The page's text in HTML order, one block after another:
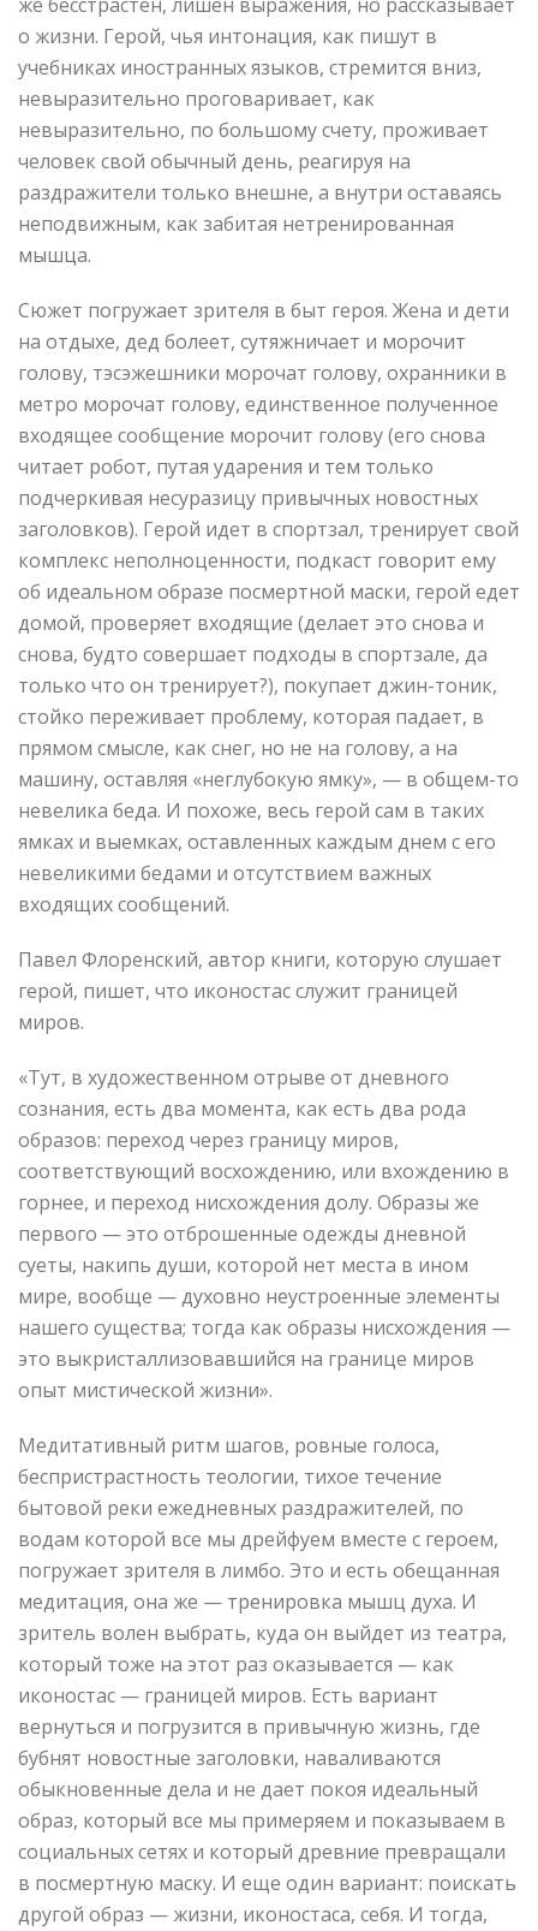
о жизни. Герой, чья интонация, как пишут в
учебниках иностранных языков, стремится вниз,
невыразительно проговаривает, как
невыразительно, по большому счету, проживает
человек свой обычный день, реагируя на
раздражители только внешне, а внутри оставаясь
неподвижным, как забитая нетренированная
мышца.
Сюжет погружает зрителя в быт героя. Жена и дети
на отдыхе, дед болеет, сутяжничает и морочит
голову, тэсэжешники морочат голову, охранники в
метро морочат голову, единственное полученное
входящее сообщение морочит голову (его снова
читает робот, путая ударения и тем только
подчеркивая несуразицу привычных новостных
заголовков). Герой идет в спортзал, тренирует свой
комплекс неполноценности, подкаст говорит ему
об идеальном образе посмертной маски, герой едет
домой, проверяет входящие (делает это снова и
снова, будто совершает подходы в спортзале, да
только что он тренирует?), покупает джин-тоник,
стойко переживает проблему, которая падает, в
прямом смысле, как снег, но не на голову, а на
машину, оставляя «неглубокую ямку», — в общем-то
невелика беда. И похоже, весь герой сам в таких
ямках и выемках, оставленных каждым днем с его
невеликими бедами и отсутствием важных
входящих сообщений.
Павел Флоренский, автор книги, которую слушает
герой, пишет, что иконостас служит границей
миров.
«Тут, в художественном отрыве от дневного
сознания, есть два момента, как есть два рода
образов: переход через границу миров,
соответствующий восхождению, или вхождению в
горнее, и переход нисхождения долу. Образы же
первого — это отброшенные одежды дневной
суеты, накипь души, которой нет места в ином
мире, вообще — духовно неустроенные элементы
нашего существа; тогда как образы нисхождения —
это выкристаллизовавшийся на границе миров
опыт мистической жизни».
Медитативный ритм шагов, ровные голоса,
беспристрастность теологии, тихое течение
бытовой реки ежедневных раздражителей, по
водам которой все мы дрейфуем вместе с героем,
погружает зрителя в лимбо. Это и есть обещанная
медитация, она же — тренировка мышц духа. И
зритель волен выбрать, куда он выйдет из театра,
который тоже на этот раз оказывается — как
иконостас — границей миров. Есть вариант
вернуться и погрузится в привычную жизнь, где
бубнят новостные заголовки, наваливаются
обыкновенные дела и не дает покоя идеальный
образ, который все мы примеряем и показываем в
социальных сетях и который древние превращали
в посмертную маску. И еще один вариант: поискать
другой образ — жизни, иконостаса, себя. И тогда,